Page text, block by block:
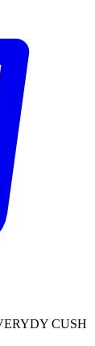
CUSH